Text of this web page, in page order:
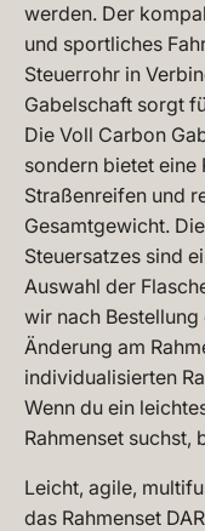
werden. Der
und sportliches
Steuerrohr in
Gabelschaft sorgt
Die Voll Carbon
sondern bietet
Straßenreifen und
Gesamtgewicht.
Steuersatzes sind
Auswahl der
wir nach
Änderung am
individualisierten
Wenn du ein
Rahmenset suchst,
Leicht, agile,
das Rahmenset